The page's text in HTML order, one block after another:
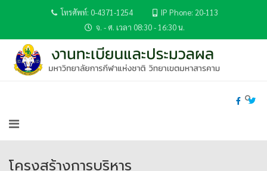
โทรศัพท์: 0-4371-1254
IP Phone: 20-113
จ. - ศ. เวลา 08:30 - 16:30 น.
โครงสร้างการบริหาร